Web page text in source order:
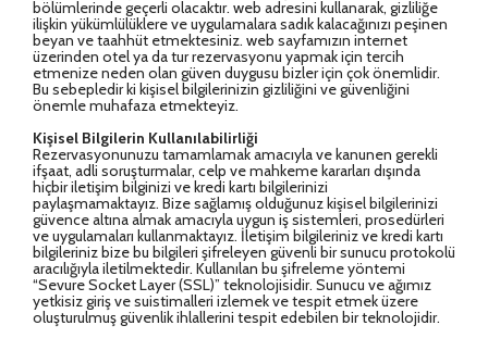
bölümlerinde geçerli olacaktır. web adresini kullanarak, gizliliğe
ilişkin yükümlülüklere ve uygulamalara sadık kalacağınızı peşinen
beyan ve taahhüt etmektesiniz. web sayfamızın internet
üzerinden otel ya da tur rezervasyonu yapmak için tercih
etmenize neden olan güven duygusu bizler için çok önemlidir.
Bu sebepledir ki kişisel bilgilerinizin gizliliğini ve güvenliğini
önemle muhafaza etmekteyiz.
Kişisel Bilgilerin Kullanılabilirliği
Rezervasyonunuzu tamamlamak amacıyla ve kanunen gerekli
ifşaat, adli soruşturmalar, celp ve mahkeme kararları dışında
hiçbir iletişim bilginizi ve kredi kartı bilgilerinizi
paylaşmamaktayız. Bize sağlamış olduğunuz kişisel bilgilerinizi
güvence altına almak amacıyla uygun iş sistemleri, prosedürleri
ve uygulamaları kullanmaktayız. İletişim bilgileriniz ve kredi kartı
bilgileriniz bize bu bilgileri şifreleyen güvenli bir sunucu protokolü
aracılığıyla iletilmektedir. Kullanılan bu şifreleme yöntemi
“Sevure Socket Layer (SSL)” teknolojisidir. Sunucu ve ağımız
yetkisiz giriş ve suistimalleri izlemek ve tespit etmek üzere
oluşturulmuş güvenlik ihlallerini tespit edebilen bir teknolojidir.